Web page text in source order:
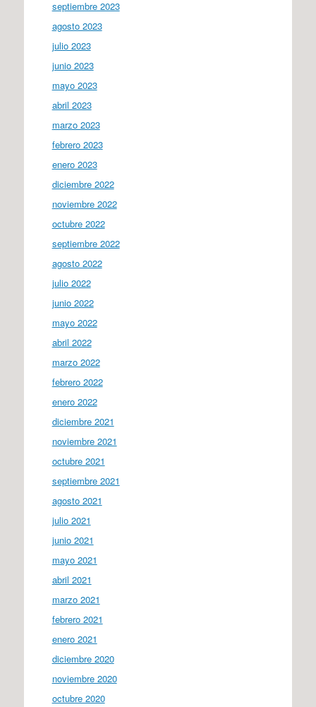
septiembre 2023
agosto 2023
julio 2023
junio 2023
mayo 2023
abril 2023
marzo 2023
febrero 2023
enero 2023
diciembre 2022
noviembre 2022
octubre 2022
septiembre 2022
agosto 2022
julio 2022
junio 2022
mayo 2022
abril 2022
marzo 2022
febrero 2022
enero 2022
diciembre 2021
noviembre 2021
octubre 2021
septiembre 2021
agosto 2021
julio 2021
junio 2021
mayo 2021
abril 2021
marzo 2021
febrero 2021
enero 2021
diciembre 2020
noviembre 2020
octubre 2020